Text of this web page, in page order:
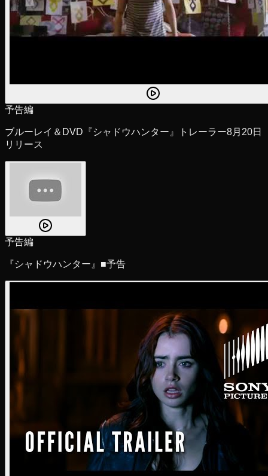
予告編
ブルーレイ＆DVD『シャドウハンター』トレーラー8月20日
リリース
予告編
『シャドウハンター』■予告